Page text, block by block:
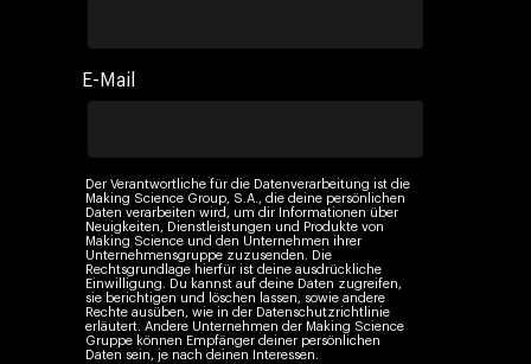
E-Mail
Der Verantwortliche für die Datenverarbeitung ist die
Making Science Group, S.A., die deine persönlichen
Daten verarbeiten wird, um dir Informationen über
Neuigkeiten, Dienstleistungen und Produkte von
Making Science und den Unternehmen ihrer
Unternehmensgruppe zuzusenden. Die
Rechtsgrundlage hierfür ist deine ausdrückliche
Einwilligung. Du kannst auf deine Daten zugreifen,
sie berichtigen und löschen lassen, sowie andere
Rechte ausüben, wie in der Datenschutzrichtlinie
erläutert. Andere Unternehmen der Making Science
Gruppe können Empfänger deiner persönlichen
Daten sein, je nach deinen Interessen.